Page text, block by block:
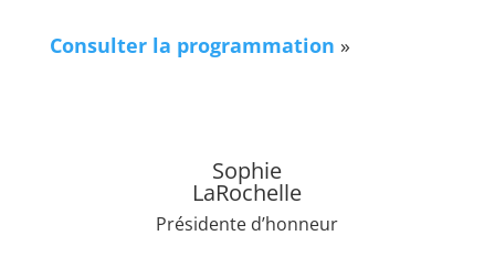
Consulter la programmation »
Sophie
LaRochelle
Présidente d’honneur